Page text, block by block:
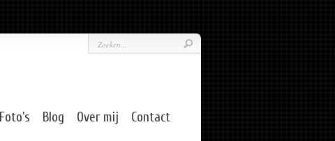
Foto’s Blog Over mij Contact